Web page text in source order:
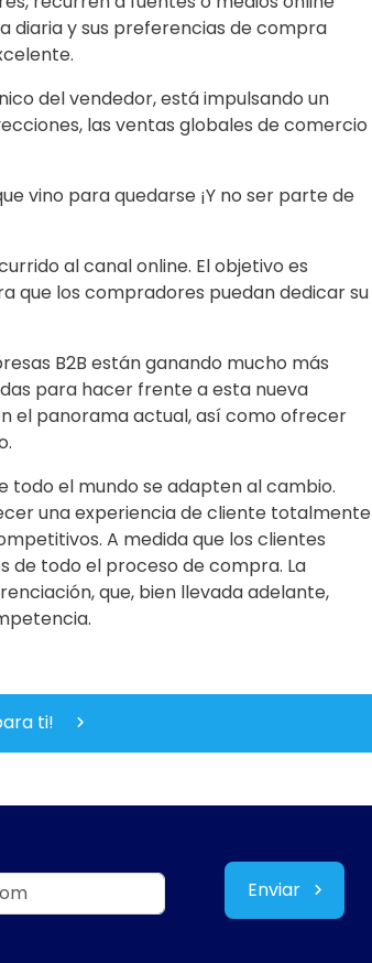
diaria y sus preferencias de compra
del vendedor, está impulsando un
las ventas globales de comercio
vino para quedarse ¡Y no ser parte de
al canal online. El objetivo es
que los compradores puedan dedicar su
B2B están ganando mucho más
para hacer frente a esta nueva
el panorama actual, así como ofrecer
todo el mundo se adapten al cambio.
una experiencia de cliente totalmente
A medida que los clientes
de todo el proceso de compra. La
que, bien llevada adelante,
ti!
Enviar